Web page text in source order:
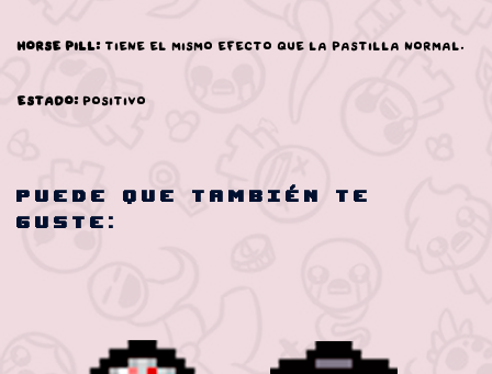
Horse Pill:Tiene el mismo efecto que la pastilla normal.
Estado:Positivo
Puede que también te
guste: